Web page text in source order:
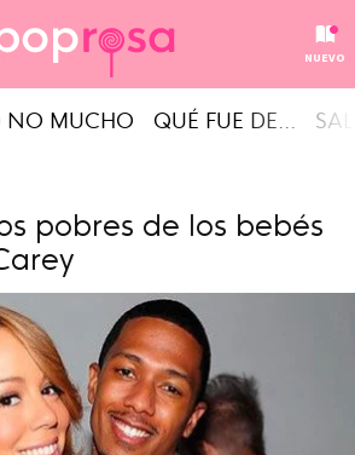
NUEVO
NO MUCHO QUÉ FUE DE...
pobres de los bebés